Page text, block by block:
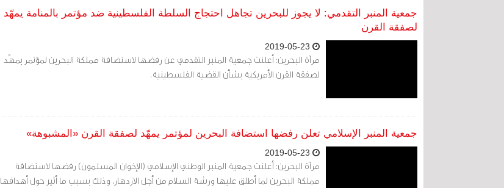
جمعية المنبر التقدمي: لا يجوز للبحرين تجاهل احتجاج السلطة الفلسطينية ضد مؤتمر بالمنامة يمهّد
لصفقة القرن
مرآة البحرين: أعلنت جمعية المنبر التقدمي عن رفضها لاستضافة مملكة البحرين لمؤتمر يمهّد
لصفقة القرن الأمريكية بشأن القضية الفلسطينية.
جمعية المنبر الإسلامي تعلن رفضها استضافة البحرين لمؤتمر يمهّد لصفقة القرن «المشبوهة»
مرآة البحرين: أعلنت جمعية المنبر الوطني الإسلامي (الإخوان المسلمون) رفضها لاستضافة
مملكة البحرين لما أطلق عليها ورشة السلام من أجل الازدهار، وذلك بسبب ما أثير حول أهدافها